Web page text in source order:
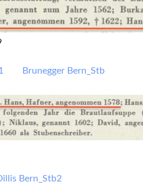
Brunegger Bern_Stb
Bern_Stb2